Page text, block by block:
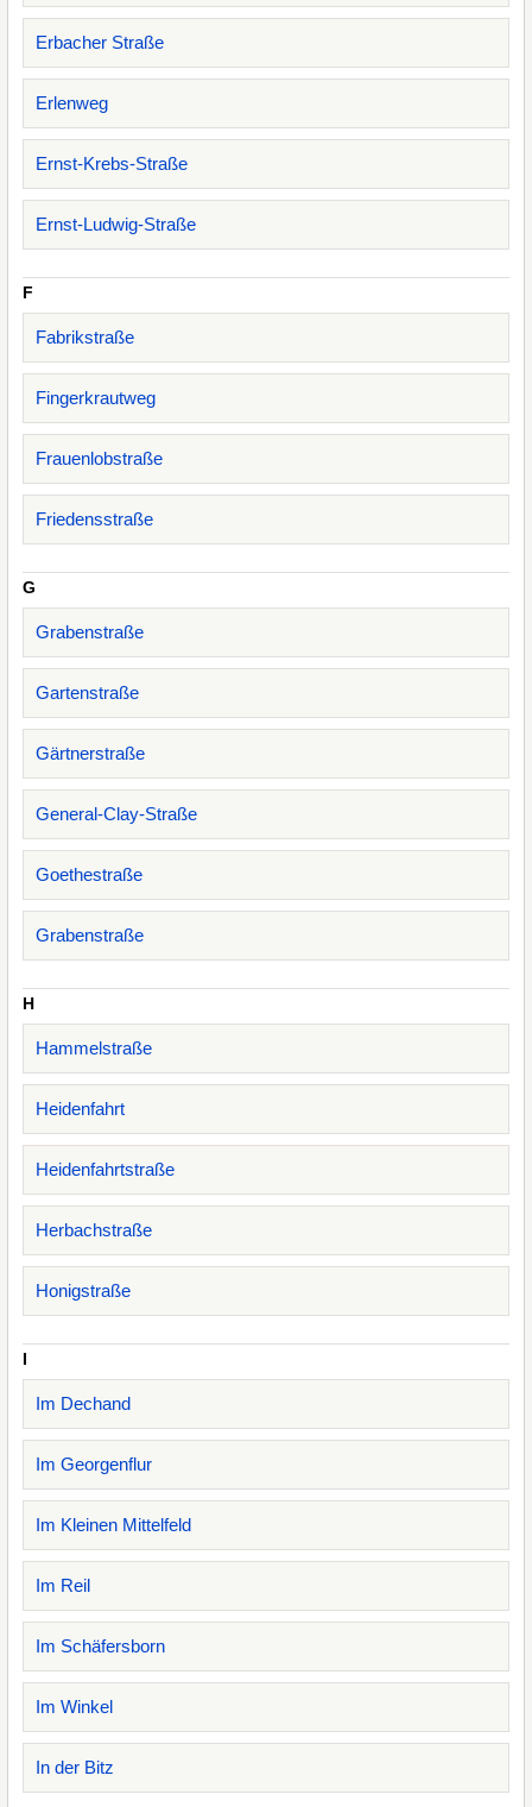
Erbacher Straße
Erlenweg
Ernst-Krebs-Straße
Ernst-Ludwig-Straße
F
Fabrikstraße
Fingerkrautweg
Frauenlobstraße
Friedensstraße
G
Grabenstraße
Gartenstraße
Gärtnerstraße
General-Clay-Straße
Goethestraße
Grabenstraße
H
Hammelstraße
Heidenfahrt
Heidenfahrtstraße
Herbachstraße
Honigstraße
I
Im Dechand
Im Georgenflur
Im Kleinen Mittelfeld
Im Reil
Im Schäfersborn
Im Winkel
In der Bitz